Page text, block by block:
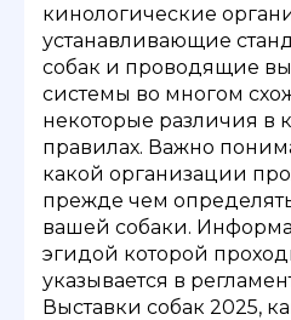
кинологические
устанавливающие
собак и проводящие
системы во многом
некоторые различия в
правилах. Важно
какой организации
прежде чем
вашей собаки.
эгидой которой
указывается в
Выставки собак 2025,